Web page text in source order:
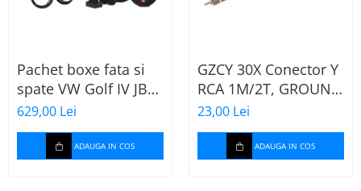
Pachet boxe fata si
spate VW Golf IV JBL
Stage2
629,00 Lei
ADAUGA IN COS
GZCY 30X Conector Y
RCA 1M/2T, GROUND
ZERO
23,00 Lei
ADAUGA IN COS